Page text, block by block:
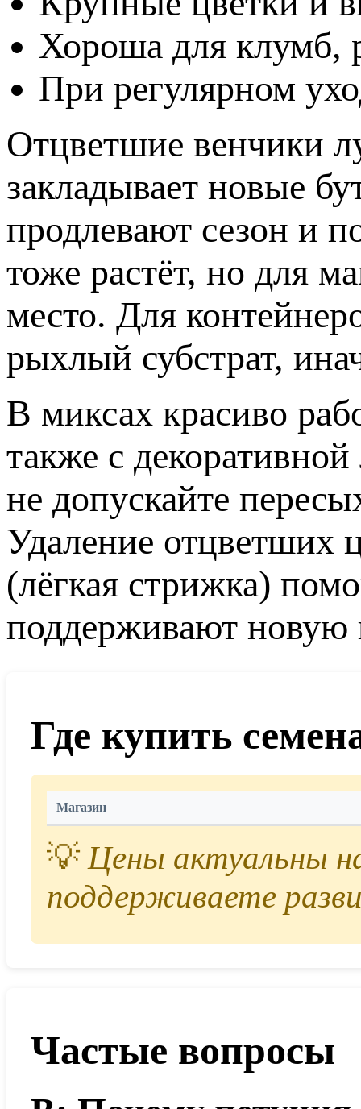
Хороша для клумб,
При регулярном
Отцветшие венчики
закладывает новые
продлевают сезон и
тоже растёт, но для
место. Для
рыхлый субстрат,
В миксах красиво
также с
не допускайте
Удаление отцветших
(лёгкая стрижка)
поддерживают новую
Где купить
Магазин
💡Цены актуальны
поддерживаете
Частые вопросы